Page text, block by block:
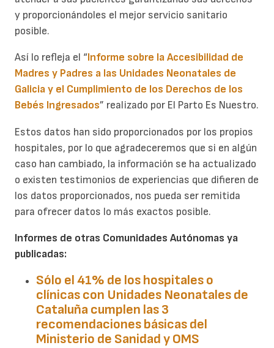
y proporcionándoles el mejor servicio sanitario
posible.
Así lo refleja el “Informe sobre la Accesibilidad de
Madres y Padres a las Unidades Neonatales de
Galicia y el Cumplimiento de los Derechos de los
Bebés Ingresados” realizado por El Parto Es Nuestro.
Estos datos han sido proporcionados por los propios
hospitales, por lo que agradeceremos que si en algún
caso han cambiado, la información se ha actualizado
o existen testimonios de experiencias que difieren de
los datos proporcionados, nos pueda ser remitida
para ofrecer datos lo más exactos posible.
Informes de otras Comunidades Autónomas ya
publicadas:
Sólo el 41% de los hospitales o
clínicas con Unidades Neonatales de
Cataluña cumplen las 3
recomendaciones básicas del
Ministerio de Sanidad y OMS